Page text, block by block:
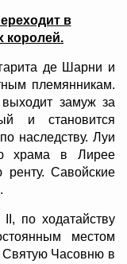
в
королей.
де Шарни и
племянникам.
замуж за
и становится
наследству. Луи
храма в Лирее
Савойские
по ходатайству
местом
Святую Часовню в